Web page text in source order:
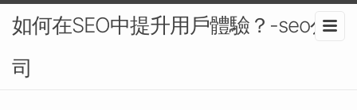
如何在SEO中提升用戶體驗？-seo公
司